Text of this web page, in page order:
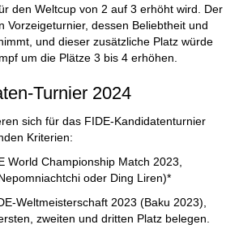
den Weltcup von 2 auf 3 erhöht wird. Der
Vorzeigeturnier, dessen Beliebtheit und
und dieser zusätzliche Platz würde
um die Plätze 3 bis 4 erhöhen.
Turnier 2024
sich für das FIDE-Kandidatenturnier
Kriterien:
World Championship Match 2023,
oder Ding Liren)*
Weltmeisterschaft 2023 (Baku 2023),
zweiten und dritten Platz belegen.